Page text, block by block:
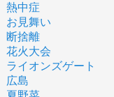
熱中症
お見舞い
断捨離
花火大会
ライオンズゲート
広島